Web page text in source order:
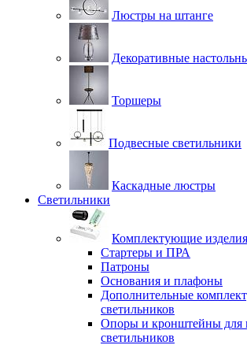
Люстры на штанге
Декоративные
Торшеры
Подвесные светильники
Каскадные люстры
Светильники
Комплектующие
Стартеры и ПРА
Патроны
Основания и плафоны
Дополнительные
светильников
Опоры и кронштейны для
светильников